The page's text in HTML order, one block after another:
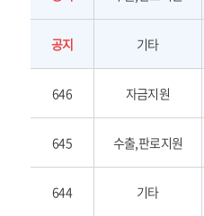
공지 기타
646 자금지원
645 수출,판로지원
644 기타